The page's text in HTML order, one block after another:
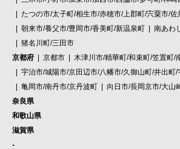
たつの市/太子町/相生市/赤穂市/上郡町/宍粟市/佐
朝来市/養父市/豊岡市/香美町/新温泉町
南あわ
猪名川町/三田市
京都府
京都市
木津川市/精華町/和束町/笠置町/
宇治市/城陽市/京田辺市/八幡市/久御山町/井出町/
亀岡市/南丹市/京丹波町
向日市/長岡京市/大山
奈良県
和歌山県
滋賀県
-